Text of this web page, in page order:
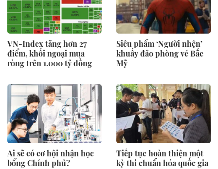
VN-Index tăng hơn 27
điểm, khối ngoại mua
ròng trên 1.000 tỷ đồng
Siêu phẩm ‘Người nhện’
khuấy đảo phòng vé Bắc
Mỹ
Ai sẽ có cơ hội nhận học
bổng Chính phủ?
Tiếp tục hoàn thiện một
kỳ thi chuẩn hóa quốc gia